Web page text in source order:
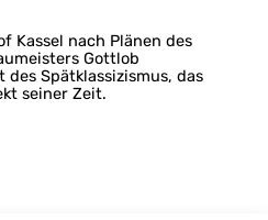
Kassel nach Plänen des
Gottlob
des Spätklassizismus, das
seiner Zeit.